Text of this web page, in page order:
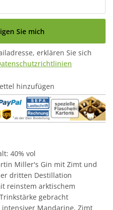
Sie mich
erklären Sie sich
hinzufügen
40% vol
Miller's Gin mit Zimt und
dritten Destillation
reinstem arktischem
gebracht
Mandarine, Zimt